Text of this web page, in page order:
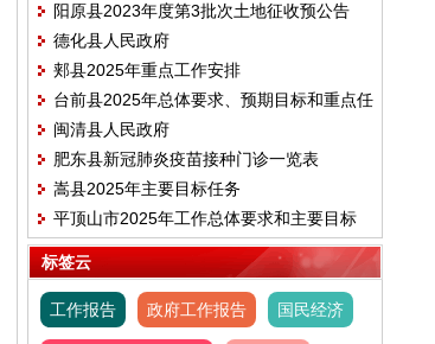
阳原县2023年度第3批次土地征收预公告
德化县人民政府
郏县2025年重点工作安排
台前县2025年总体要求、预期目标和重点任
务
闽清县人民政府
肥东县新冠肺炎疫苗接种门诊一览表
嵩县2025年主要目标任务
平顶山市2025年工作总体要求和主要目标
标签云
工作报告 政府工作报告 国民经济